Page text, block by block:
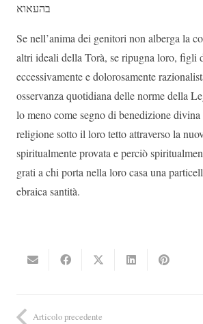
בהעאוא
Se nell’anima dei genitori non alberga la
altri ideali della Torà, se ripugna loro, figli
eccessivamente e dolorosamente
osservanza quotidiana delle norme della
lo meno come segno di benedizione
religione sotto il loro tetto attraverso la
spiritualmente provata e perciò
grati a chi porta nella loro casa una
ebraica santità.
Articolo precedente